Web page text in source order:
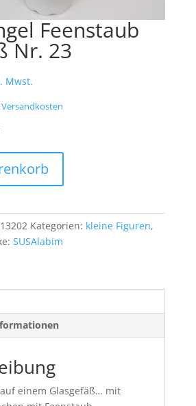
Feenstaub
Nr. 23
Mwst.
Versandkosten
Kategorien: kleine Figuren,
SUSAlabim
einem Glasgefäß… mit